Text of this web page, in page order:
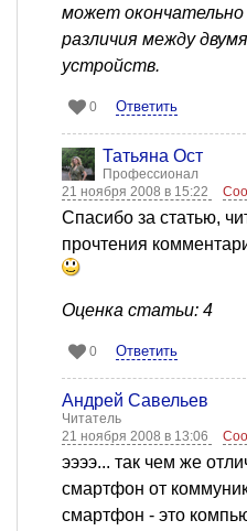
может
различия между
устройств.
0 Ответить
Татьяна Ост
Профессионал
21 ноября 2008 в 15:22
Спасибо за статью,
прочтения
Оценка статьи: 4
0 Ответить
Андрей Савельев
Читатель
21 ноября 2008 в 13:06
ээээ... так чем же
смартфон от
смартфон - это